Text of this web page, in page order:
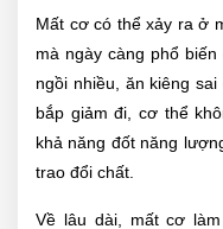
Mất cơ có thể xảy ra ở
mà ngày càng phổ
ngồi nhiều, ăn kiêng
bắp giảm đi, cơ thể
khả năng đốt năng
trao đổi chất.
Về lâu dài, mất cơ làm